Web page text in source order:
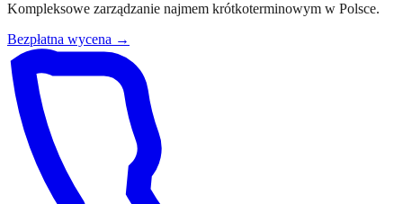
Kompleksowe zarządzanie najmem krótkoterminowym w Polsce.
Bezpłatna wycena →